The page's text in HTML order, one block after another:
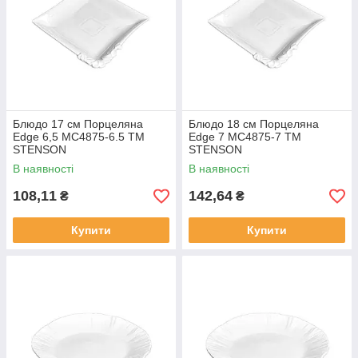
Блюдо 17 см Порцеляна
Edge 6,5 MC4875-6.5 ТМ
STENSON
В наявності
108,11 ₴
Купити
Блюдо 18 см Порцеляна
Edge 7 MC4875-7 ТМ
STENSON
В наявності
142,64 ₴
Купити